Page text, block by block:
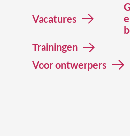
Vacatures
Trainingen
Voor ontwerpers